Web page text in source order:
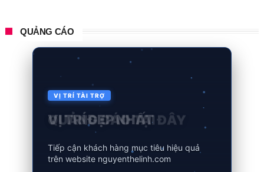
QUẢNG CÁO
VỊ TRÍ TÀI TRỢ
QUẢNG CÁO TẠI ĐÂY
Tiếp cận khách hàng mục tiêu hiệu quả
trên website nguyenthelinh.com